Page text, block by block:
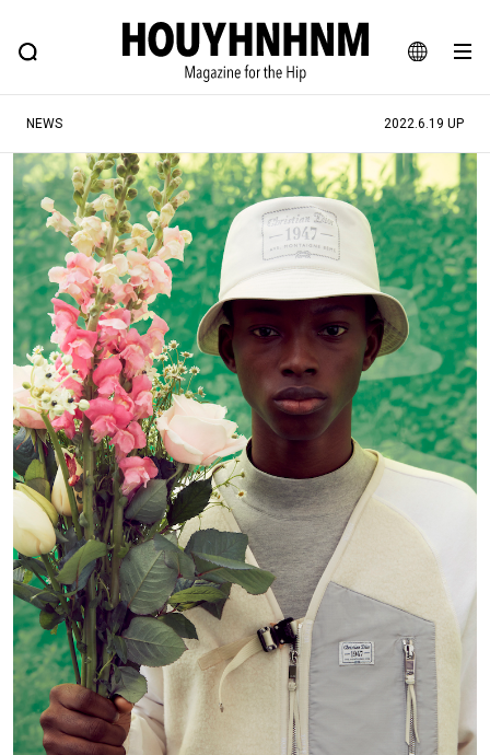
JA
EN
FEATURE BLOG SNAP
ヒップなファッション、カルチャー、ライフスタイルWEBマガジン
#注目のタグ
#SHOPPING ADDICT #憧れの逸品
#ESSENTIAL DESIGNS #古着サミット
#NEW VINTAGE #マイナーグッド図鑑
#路地裏てぃーん。 #MONTHLY JOURNAL
#GH 銘品の所以 #フイナムのYouTube
#Commune H #FOCUS IT #AH.H
#ととけん #FASHION #MOVIE
#LIFESTYLE #SNEAKER #OUTDOOR
#SPORTS #HANDSOME HANDBOOK
NEWS 2022.6.19 UP